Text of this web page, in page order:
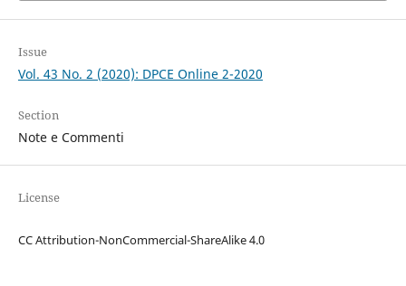
Issue
Vol. 43 No. 2 (2020): DPCE Online 2-2020
Section
Note e Commenti
License
CC Attribution-NonCommercial-ShareAlike 4.0